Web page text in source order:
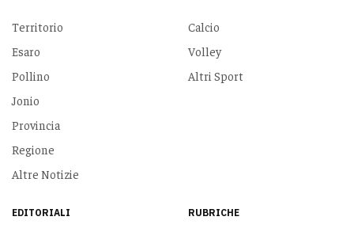
Territorio
Esaro
Pollino
Jonio
Provincia
Regione
Altre Notizie
Calcio
Volley
Altri Sport
EDITORIALI RUBRICHE